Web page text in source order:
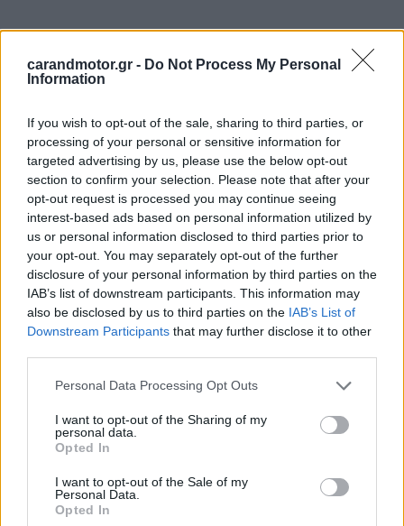
carandmotor.gr - Do Not Process My Personal
Information
If you wish to opt-out of the sale, sharing to third parties, or
processing of your personal or sensitive information for
targeted advertising by us, please use the below opt-out
section to confirm your selection. Please note that after your
opt-out request is processed you may continue seeing
interest-based ads based on personal information utilized by
us or personal information disclosed to third parties prior to
your opt-out. You may separately opt-out of the further
disclosure of your personal information by third parties on the
IAB’s list of downstream participants. This information may
also be disclosed by us to third parties on the IAB’s List of
Downstream Participants that may further disclose it to other
Please note that this website/app uses one or more Google
not limited to your visit or usage behaviour. You may click to
grant or deny consent to Google and its third-party tags to
use your data for below specified purposes in below Google
consent section.
Personal Data Processing Opt Outs
I want to opt-out of the Sharing of my
personal data.
Opted In
I want to opt-out of the Sale of my
Personal Data.
Opted In
Από την άλλη, μετά τα P18, P20 και P20 του Lawson,
πήχης έχει κατέβει πολύ χαμηλά– ο μικρός το δέμας
Ιάπωνας δεν θα έχει πρόβλημα να τον υπερπηδήσει. Ποιο
quali εγώ θα πω το Q2. Δεν θα κάνουν πάρτι και θα
αγκαλιάζονται ο